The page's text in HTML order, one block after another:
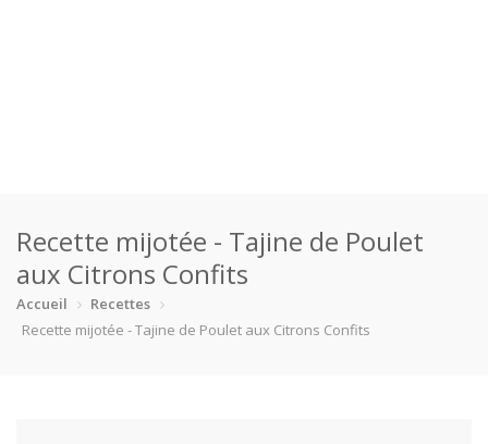
Catégories
Boisson Crevette
Recette mijotée - Tajine de Poulet
aux Citrons Confits
Accueil
Recettes
Recette mijotée - Tajine de Poulet aux Citrons Confits